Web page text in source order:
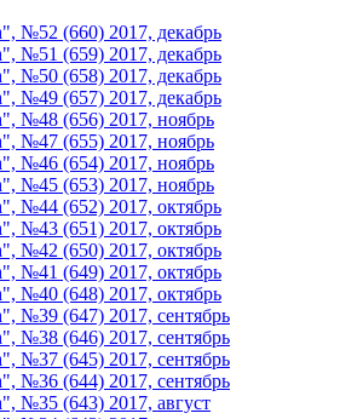
№52 (660) 2017, декабрь
№51 (659) 2017, декабрь
№50 (658) 2017, декабрь
№49 (657) 2017, декабрь
№48 (656) 2017, ноябрь
№47 (655) 2017, ноябрь
№46 (654) 2017, ноябрь
№45 (653) 2017, ноябрь
№44 (652) 2017, октябрь
№43 (651) 2017, октябрь
№42 (650) 2017, октябрь
№41 (649) 2017, октябрь
№40 (648) 2017, октябрь
№39 (647) 2017, сентябрь
№38 (646) 2017, сентябрь
№37 (645) 2017, сентябрь
№36 (644) 2017, сентябрь
№35 (643) 2017, август